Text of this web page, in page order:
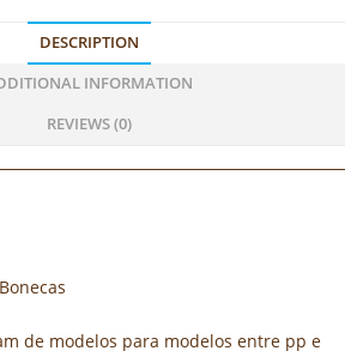
DESCRIPTION
INFORMATION
REVIEWS (0)
de modelos para modelos entre pp e